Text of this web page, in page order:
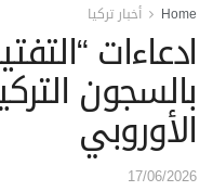
Home أخبار تركيا
ادعاءات
بالسجون
الأوروبي
17/06/2026